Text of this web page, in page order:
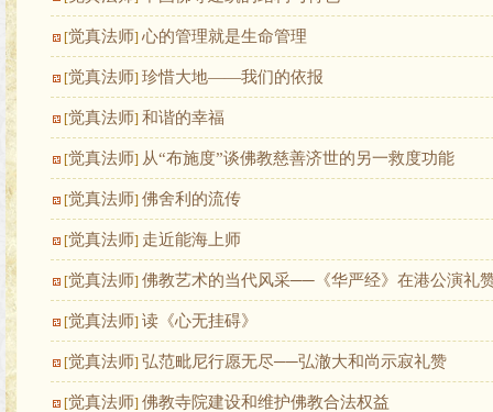
[觉真法师] 心的管理就是生命管理
[觉真法师] 珍惜大地——我们的依报
[觉真法师] 和谐的幸福
[觉真法师] 从“布施度”谈佛教慈善济世的另一救度功能
[觉真法师] 佛舍利的流传
[觉真法师] 走近能海上师
[觉真法师] 佛教艺术的当代风采──《华严经》在港公演礼
[觉真法师] 读《心无挂碍》
[觉真法师] 弘范毗尼行愿无尽──弘澈大和尚示寂礼赞
[觉真法师] 佛教寺院建设和维护佛教合法权益